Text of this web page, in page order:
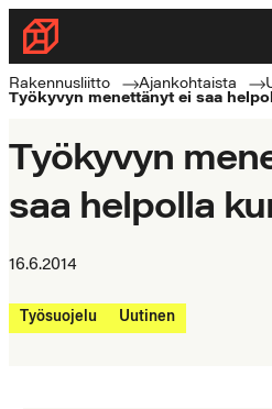
Siirry
suoraan
sisältöön
Rakennusliitto
Rakennusalan
ammattilaisten
Rakennusliitto Ajankohtaista
Työkyvyn menettänyt ei saa
Työkyvyn
saa helpolla
16.6.2014
Työsuojelu Uutinen